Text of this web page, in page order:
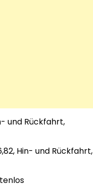
und Rückfahrt,
Hin- und Rückfahrt,